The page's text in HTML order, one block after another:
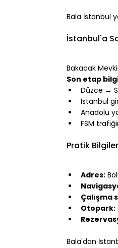
Bala İstanbul
İstanbul'a
Bakacak
Son etap
Düzce →
İstanbul
Anadolu
FSM
Pratik Bilgiler
Adres:
Çalışma
Otopark:
Bala'dan